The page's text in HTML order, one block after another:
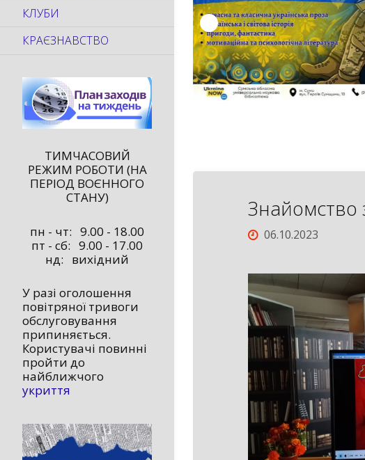
Знайомство
06.10.2023
КЛУБИ
КРАЄЗНАВСТВО
ТИМЧАСОВИЙ
РЕЖИМ РОБОТИ (НА
ПЕРІОД ВОЄННОГО
СТАНУ)
пн - чт: 9.00 - 18.00
пт - сб: 9.00 - 17.00
нд: вихідний
У разі оголошення
повітряної тривоги
обслуговування
припиняється.
Користувачі повинні
пройти до
найближчого
укриття